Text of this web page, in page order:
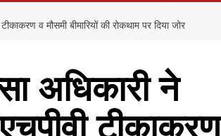
व मौसमी बीमारियों की रोकथाम पर दिया जोर
अधिकारी ने
टीकाकरण